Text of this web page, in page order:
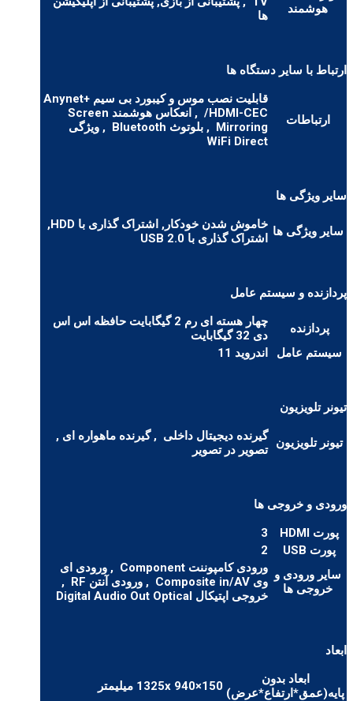
هوشمند
ها
ارتباط با سایر دستگاه ها
ارتباطات
قابلیت نصب موس و کیبورد بی سیم Anynet+
/HDMI-CEC
, انعکاس هوشمند Screen
Mirroring , بلوتوث Bluetooth
, ویژگی
WiFi Direct
سایر ویژگی ها
سایر ویژگی ها
خاموش شدن خودکار, اشتراک گذاری با HDD,
اشتراک گذاری با USB 2.0
پردازنده و سیستم عامل
پردازنده
چهار هسته ای رم 2 گیگابایت حافظه اس اس
دی 32 گیگابایت
سیستم عامل
اندروید 11
تیونر تلویزیون
تیونر تلویزیون گیرنده دیجیتال داخلی , گیرنده ماهواره ای ,
تصویر در تصویر
ورودی و خروجی ها
پورت HDMI
3
پورت USB
2
سایر ورودی و
خروجی ها
ورودی کامپوننت Component
, ورودی ای
وی Composite in/AV
, ورودی آنتن RF
,
خروجی اپتیکال Digital Audio Out Optical
ابعاد
ابعاد بدون
پایه(عمق*ارتفاع*عرض) 1325x 940×150 میلیمتر